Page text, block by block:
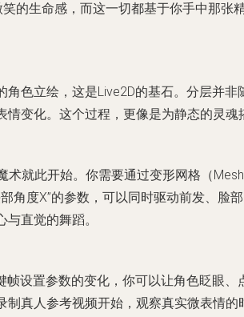
的生命感，而这一切都基于你手中那张
色立绘，这是Live2D的基石。分层并
变化。这个过程，更像是为静态的灵
术就此开始。你需要通过变形网格（
角度X”的参数，可以同时驱动前发、
直觉的舞蹈。
设置参数的变化，你可以让角色眨眼
真人参考视频开始，观察真实微表情的